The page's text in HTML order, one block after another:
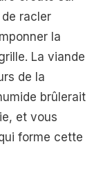
racler
la
La viande
de la
brûlerait
et vous
forme cette